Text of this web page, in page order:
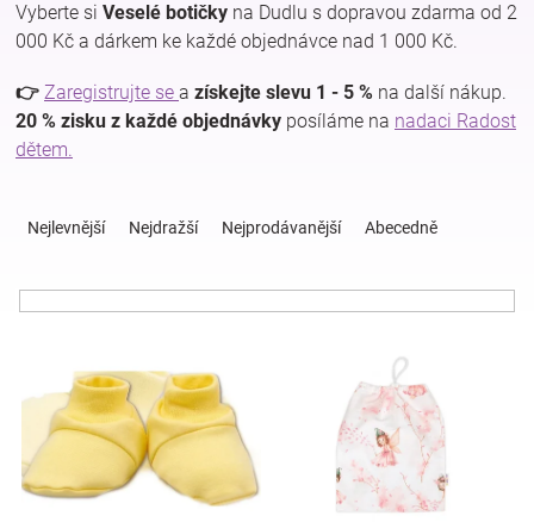
Pokojíček
a
kojenecká
výbava
Hračky
zábava
pro
Vyberte si Veselé botičky na Dudlu s dopravou zdarma od 2
000 Kč a dárkem ke každé objednávce nad 1 000 Kč.
👉 Zaregistrujte se a získejte slevu 1 - 5 % na další nákup.
20 % zisku z každé objednávky posíláme na nadaci Radost
dětem.
o
u
k
Nejlevnější Nejdražší Nejprodávanější Abecedně
p
s
p